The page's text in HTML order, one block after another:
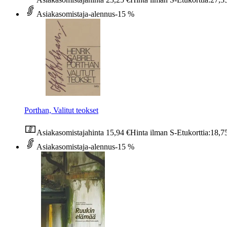
Asiakasomistaja-alennus-15 %
Porthan, Valitut teokset
Asiakasomistajahinta 15,94 €Hinta ilman S-Etukorttia:
Asiakasomistaja-alennus-15 %